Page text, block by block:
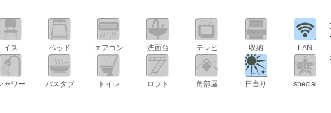
イス ベッド エアコン 洗面台 テレビ 収納 LAN
ャワー バスタブ トイレ ロフト 角部屋 日当り special